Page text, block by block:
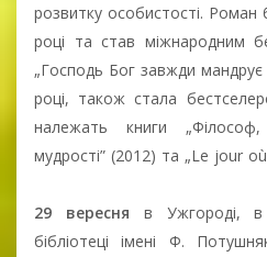
розвитку особистості. Роман
році та став міжнародним
„Господь Бог завжди мандрує
році, також стала
належать книги
мудрості” (2012) та „Le jour
29 вересня в Ужгороді, в
бібліотеці імені Ф.